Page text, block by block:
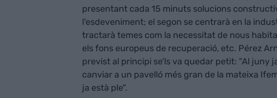
presentant cada 15 minuts solucions
l'esdeveniment; el segon se centrarà en la
tractarà temes com la necessitat de nous
els fons europeus de recuperació, etc. Pérez
previst al principi se'ls va quedar petit: "Al juny
canviar a un pavelló més gran de la mateixa
ja està ple".